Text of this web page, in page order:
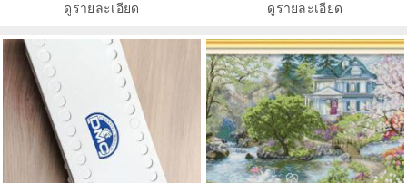
ดูรายละเอียด ดูรายละเอียด